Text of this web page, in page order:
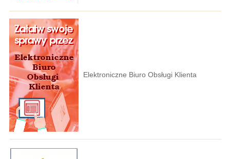
Elektroniczne Biuro Obsługi Klienta